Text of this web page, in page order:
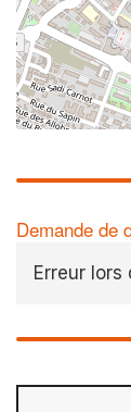
Demande de
Erreur